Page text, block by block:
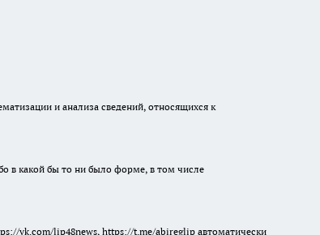
и анализа сведений, относящихся к
в какой бы то ни было форме, в том числе
vk.com/lip48news, https://t.me/abireglip автоматически